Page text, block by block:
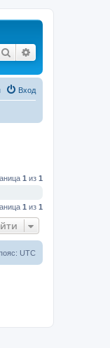
Поиск
Вход
1 из 1
1 из 1
UTC